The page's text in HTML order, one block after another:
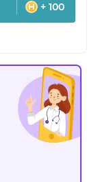
+ 100